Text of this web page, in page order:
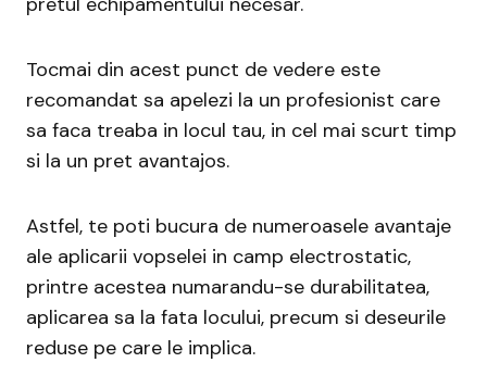
Tocmai din acest punct de vedere este
recomandat sa apelezi la un profesionist care
sa faca treaba in locul tau, in cel mai scurt timp
si la un pret avantajos.
Astfel, te poti bucura de numeroasele avantaje
ale aplicarii vopselei in camp electrostatic,
printre acestea numarandu-se durabilitatea,
aplicarea sa la fata locului, precum si deseurile
reduse pe care le implica.